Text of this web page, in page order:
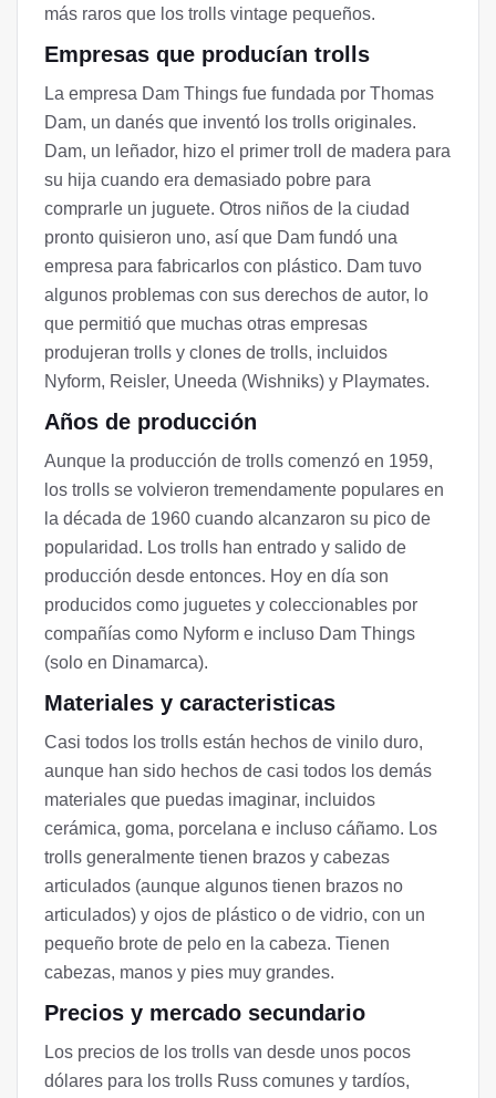
más raros que los trolls vintage pequeños.
Empresas que producían trolls
La empresa Dam Things fue fundada por Thomas
Dam, un danés que inventó los trolls originales.
Dam, un leñador, hizo el primer troll de madera para
su hija cuando era demasiado pobre para
comprarle un juguete. Otros niños de la ciudad
pronto quisieron uno, así que Dam fundó una
empresa para fabricarlos con plástico. Dam tuvo
algunos problemas con sus derechos de autor, lo
que permitió que muchas otras empresas
produjeran trolls y clones de trolls, incluidos
Nyform, Reisler, Uneeda (Wishniks) y Playmates.
Años de producción
Aunque la producción de trolls comenzó en 1959,
los trolls se volvieron tremendamente populares en
la década de 1960 cuando alcanzaron su pico de
popularidad. Los trolls han entrado y salido de
producción desde entonces. Hoy en día son
producidos como juguetes y coleccionables por
compañías como Nyform e incluso Dam Things
(solo en Dinamarca).
Materiales y caracteristicas
Casi todos los trolls están hechos de vinilo duro,
aunque han sido hechos de casi todos los demás
materiales que puedas imaginar, incluidos
cerámica, goma, porcelana e incluso cáñamo. Los
trolls generalmente tienen brazos y cabezas
articulados (aunque algunos tienen brazos no
articulados) y ojos de plástico o de vidrio, con un
pequeño brote de pelo en la cabeza. Tienen
cabezas, manos y pies muy grandes.
Precios y mercado secundario
Los precios de los trolls van desde unos pocos
dólares para los trolls Russ comunes y tardíos,